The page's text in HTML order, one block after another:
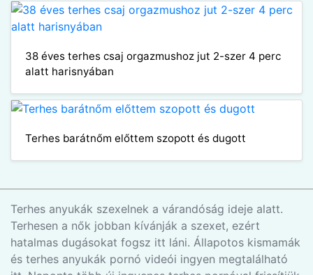
38 éves terhes csaj orgazmushoz jut 2-szer 4 perc
alatt harisnyában
Terhes barátnőm előttem szopott és dugott
Terhes anyukák szexelnek a várandóság ideje alatt.
Terhesen a nők jobban kívánják a szexet, ezért
hatalmas dugásokat fogsz itt láni. Állapotos kismamák
és terhes anyukák pornó videói ingyen megtalálható